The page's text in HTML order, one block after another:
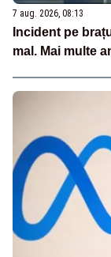
7 aug. 2026, 08:13
Incident pe
mal. Mai multe